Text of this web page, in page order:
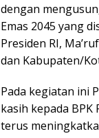
dengan
Emas 2045 yang
Presiden RI,
dan Kabupaten/
Pada kegiatan ini
kasih kepada
terus